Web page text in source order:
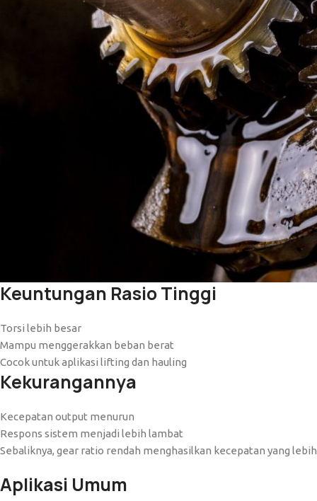
Keuntungan Rasio Tinggi
Torsi lebih besar
Mampu menggerakkan beban berat
Cocok untuk aplikasi lifting dan hauling
Kekurangannya
Kecepatan output menurun
Respons sistem menjadi lebih lambat
Sebaliknya, gear ratio rendah menghasilkan kecepatan yang
Aplikasi Umum